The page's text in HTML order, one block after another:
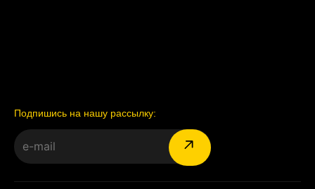
Подпишись на нашу рассылку: